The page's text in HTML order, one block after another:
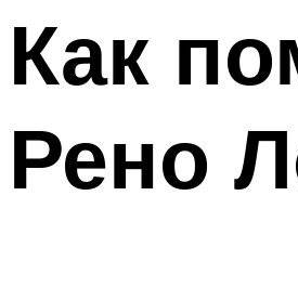
Меню
Как
Рено